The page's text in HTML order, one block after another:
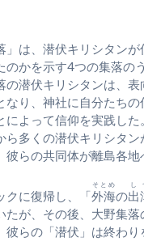
」は、潜伏キリシタンが
のかを示す4つの集落の
潜伏キリシタンは、表
なり、神社に自分たち
よって信仰を実践した。
多くの潜伏キリシタン
彼らの共同体が離島各地
に復帰し、「外海
そとめ
の出
し
たが、その後、大野集落
らの「潜伏」は終わり